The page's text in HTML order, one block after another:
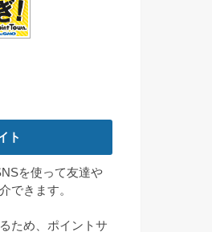
ト
を使って友達や
できます。
ため、ポイントサ